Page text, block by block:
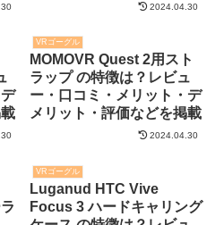
2024.04.30
VRゴーグル
MOMOVR Quest 2用スト
ラップ の特徴は？レビュ
ー・口コミ・メリット・デ
メリット・評価などを掲載
2024.04.30
VRゴーグル
Luganud HTC Vive
Focus 3 ハードキャリング